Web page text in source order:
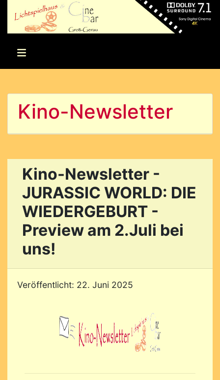
Kino-Newsletter
Kino-Newsletter -
JURASSIC WORLD: DIE
WIEDERGEBURT -
Preview am 2.Juli bei
uns!
Veröffentlicht: 22. Juni 2025